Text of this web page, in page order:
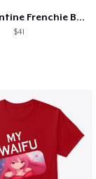
Cute Valentine Frenchie Bulldog
$41